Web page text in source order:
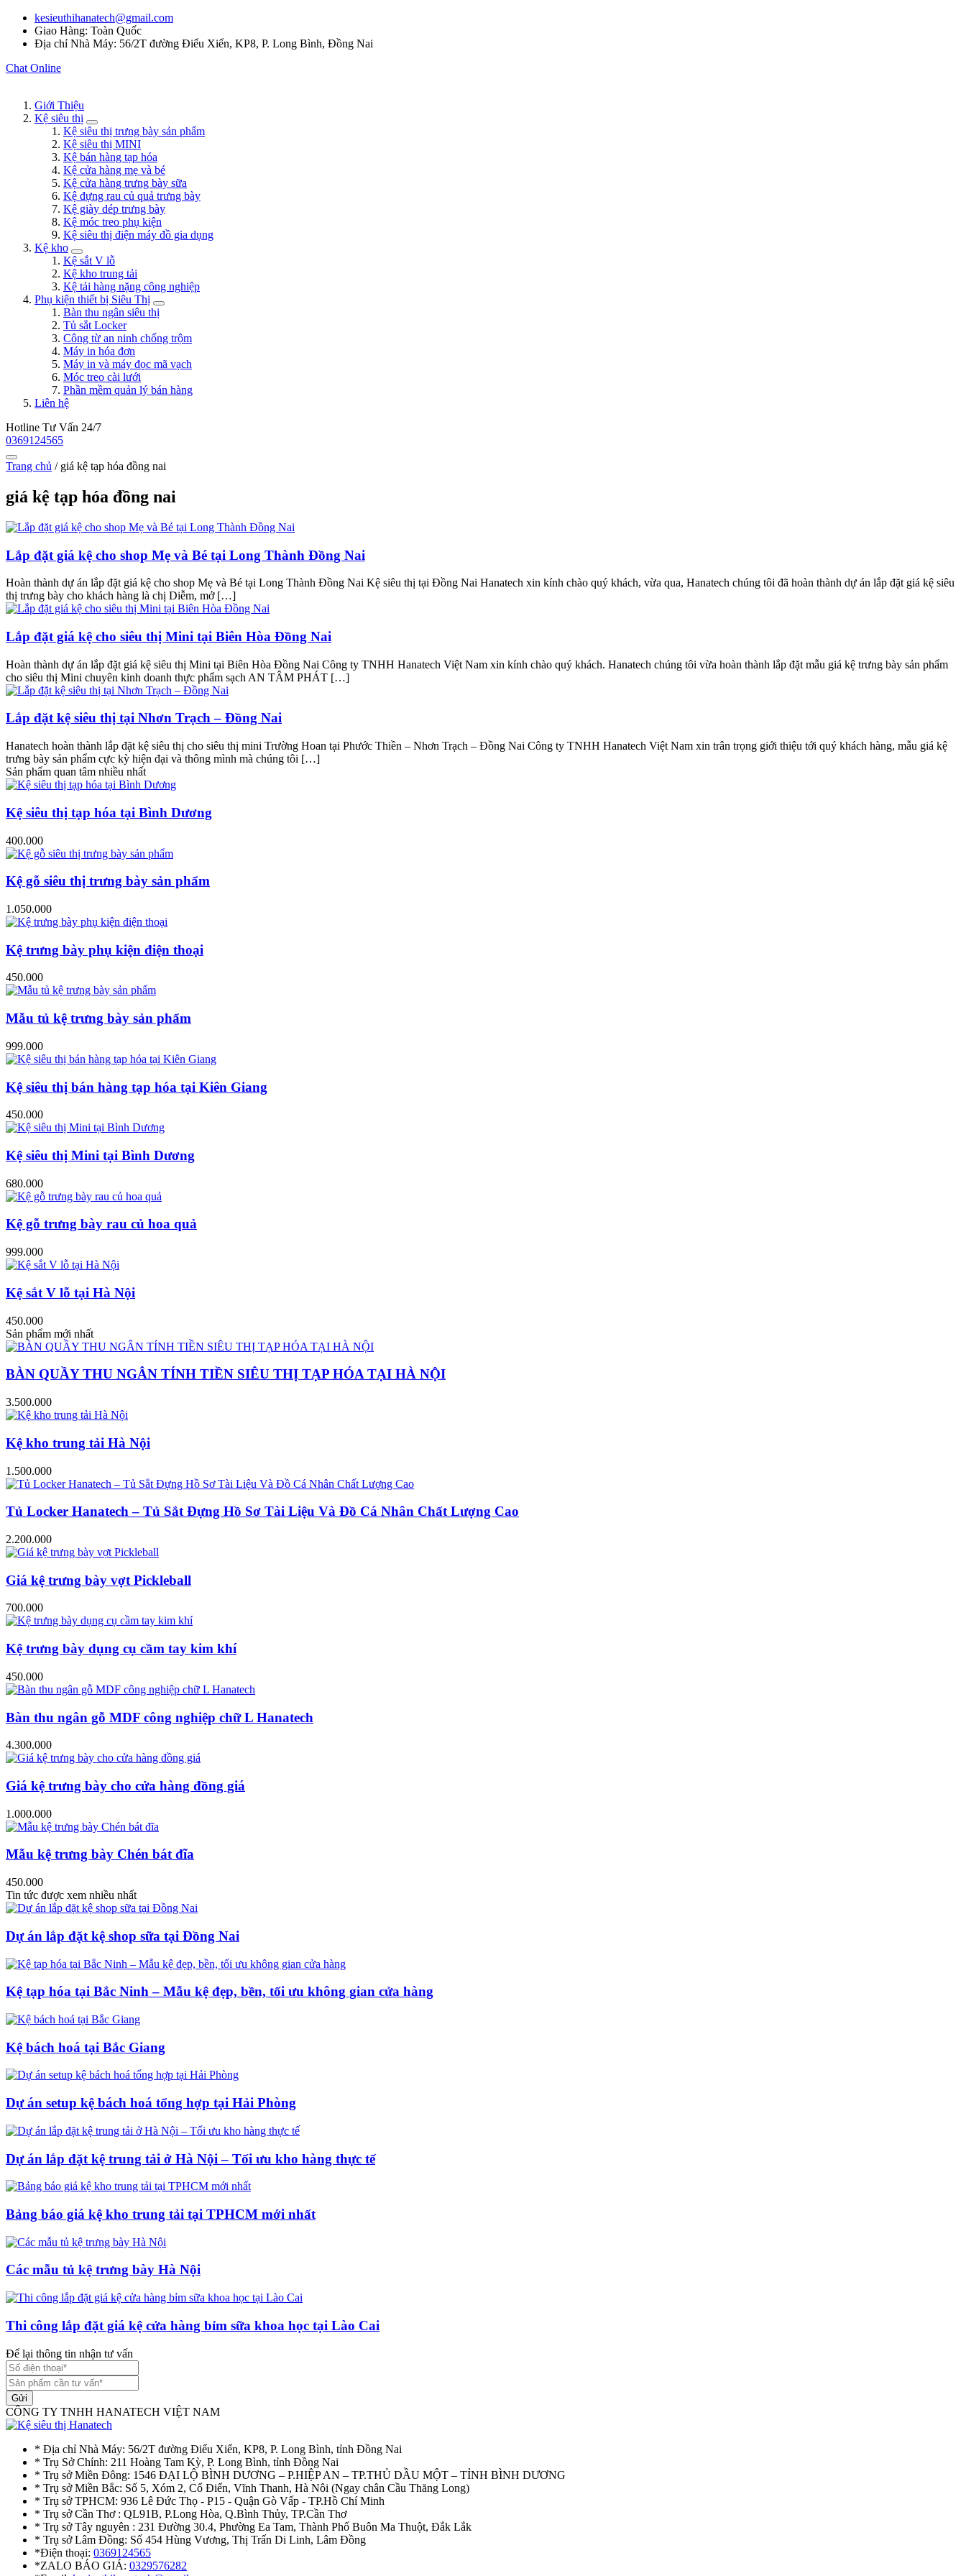
kesieuthihanatech@gmail.com
Giao Hàng: Toàn Quốc
Địa chỉ Nhà Máy: 56/2T đường Điểu Xiển, KP8, P. Long Bình, Đồng Nai
Chat Online
Giới Thiệu
Kệ siêu thị
Kệ siêu thị trưng bày sản phẩm
Kệ siêu thị MINI
Kệ bán hàng tạp hóa
Kệ cửa hàng mẹ và bé
Kệ cửa hàng trưng bày sữa
Kệ đựng rau củ quả trưng bày
Kệ giày dép trưng bày
Kệ móc treo phụ kiện
Kệ siêu thị điện máy đồ gia dụng
Kệ kho
Kệ sắt V lỗ
Kệ kho trung tải
Kệ tải hàng nặng công nghiệp
Phụ kiện thiết bị Siêu Thị
Bàn thu ngân siêu thị
Tủ sắt Locker
Công từ an ninh chống trộm
Máy in hóa đơn
Máy in và máy đọc mã vạch
Móc treo cài lưới
Phần mềm quản lý bán hàng
Liên hệ
Hotline Tư Vấn 24/7
0369124565
Trang chủ / giá kệ tạp hóa đồng nai
giá kệ tạp hóa đồng nai
Lắp đặt giá kệ cho shop Mẹ và Bé tại Long Thành Đồng Nai
Hoàn thành dự án lắp đặt giá kệ cho shop Mẹ và Bé tại Long Thành Đồng Nai Kệ siêu thị tại Đồng Nai Hanatech xin kính chào quý khách, vừa qua, Hanatech chúng tôi đã hoàn thành dự án lắp đặt giá kệ siêu
thị trưng bày cho khách hàng là chị Diễm, mở […]
Lắp đặt giá kệ cho siêu thị Mini tại Biên Hòa Đồng Nai
Hoàn thành dự án lắp đặt giá kệ siêu thị Mini tại Biên Hòa Đồng Nai Công ty TNHH Hanatech Việt Nam xin kính chào quý khách. Hanatech chúng tôi vừa hoàn thành lắp đặt mẫu giá kệ trưng bày sản phẩm
cho siêu thị Mini chuyên kinh doanh thực phẩm sạch AN TÂM PHÁT […]
Lắp đặt kệ siêu thị tại Nhơn Trạch – Đồng Nai
Hanatech hoàn thành lắp đặt kệ siêu thị cho siêu thị mini Trường Hoan tại Phước Thiền – Nhơn Trạch – Đồng Nai Công ty TNHH Hanatech Việt Nam xin trân trọng giới thiệu tới quý khách hàng, mẫu giá kệ
trưng bày sản phẩm cực kỳ hiện đại và thông mình mà chúng tôi […]
Sản phẩm quan tâm nhiều nhất
Kệ siêu thị tạp hóa tại Bình Dương
400.000
Kệ gỗ siêu thị trưng bày sản phẩm
1.050.000
Kệ trưng bày phụ kiện điện thoại
450.000
Mẫu tủ kệ trưng bày sản phẩm
999.000
Kệ siêu thị bán hàng tạp hóa tại Kiên Giang
450.000
Kệ siêu thị Mini tại Bình Dương
680.000
Kệ gỗ trưng bày rau củ hoa quả
999.000
Kệ sắt V lỗ tại Hà Nội
450.000
Sản phẩm mới nhất
BÀN QUẦY THU NGÂN TÍNH TIỀN SIÊU THỊ TẠP HÓA TẠI HÀ NỘI
3.500.000
Kệ kho trung tải Hà Nội
1.500.000
Tủ Locker Hanatech – Tủ Sắt Đựng Hồ Sơ Tài Liệu Và Đồ Cá Nhân Chất Lượng Cao
2.200.000
Giá kệ trưng bày vợt Pickleball
700.000
Kệ trưng bày dụng cụ cầm tay kim khí
450.000
Bàn thu ngân gỗ MDF công nghiệp chữ L Hanatech
4.300.000
Giá kệ trưng bày cho cửa hàng đồng giá
1.000.000
Mẫu kệ trưng bày Chén bát đĩa
450.000
Tin tức được xem nhiều nhất
Dự án lắp đặt kệ shop sữa tại Đồng Nai
Kệ tạp hóa tại Bắc Ninh – Mẫu kệ đẹp, bền, tối ưu không gian cửa hàng
Kệ bách hoá tại Bắc Giang
Dự án setup kệ bách hoá tổng hợp tại Hải Phòng
Dự án lắp đặt kệ trung tải ở Hà Nội – Tối ưu kho hàng thực tế
Bảng báo giá kệ kho trung tải tại TPHCM mới nhất
Các mẫu tủ kệ trưng bày Hà Nội
Thi công lắp đặt giá kệ cửa hàng bỉm sữa khoa học tại Lào Cai
Để lại thông tin nhận tư vấn
Gửi
CÔNG TY TNHH HANATECH VIỆT NAM
* Địa chỉ Nhà Máy: 56/2T đường Điểu Xiển, KP8, P. Long Bình, tỉnh Đồng Nai
* Trụ Sở Chính: 211 Hoàng Tam Kỳ, P. Long Bình, tỉnh Đồng Nai
* Trụ sở Miền Đông: 1546 ĐẠI LỘ BÌNH DƯƠNG – P.HIỆP AN – TP.THỦ DẦU MỘT – TỈNH BÌNH DƯƠNG
* Trụ sở Miền Bắc: Số 5, Xóm 2, Cổ Điển, Vĩnh Thanh, Hà Nôi (Ngay chân Cầu Thăng Long)
* Trụ sở TPHCM: 936 Lê Đức Thọ - P15 - Quận Gò Vấp - TP.Hồ Chí Minh
* Trụ sở Cần Thơ : QL91B, P.Long Hòa, Q.Bình Thủy, TP.Cần Thơ
* Trụ sở Tây nguyên : 231 Đường 30.4, Phường Ea Tam, Thành Phố Buôn Ma Thuột, Đắk Lắk
* Trụ sở Lâm Đồng: Số 454 Hùng Vương, Thị Trấn Di Linh, Lâm Đồng
*Điện thoại: 0369124565
*ZALO BÁO GIÁ: 0329576282